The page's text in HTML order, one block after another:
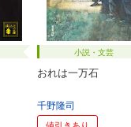
小説・文芸
おれは一万石
千野隆司